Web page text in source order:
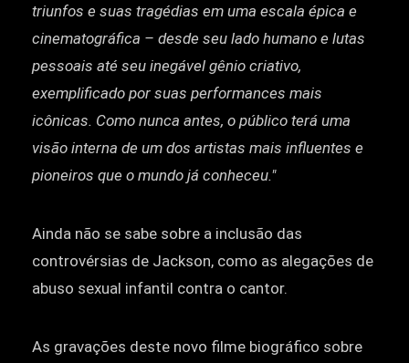
triunfos e suas tragédias em uma escala épica e
cinematográfica – desde seu lado humano e lutas
pessoais até seu inegável gênio criativo,
exemplificado por suas performances mais
icônicas. Como nunca antes, o público terá uma
visão interna de um dos artistas mais influentes e
pioneiros que o mundo já conheceu."
Ainda não se sabe sobre a inclusão das
controvérsias de Jackson, como as alegações de
abuso sexual infantil contra o cantor.
As gravações deste novo filme biográfico sobre